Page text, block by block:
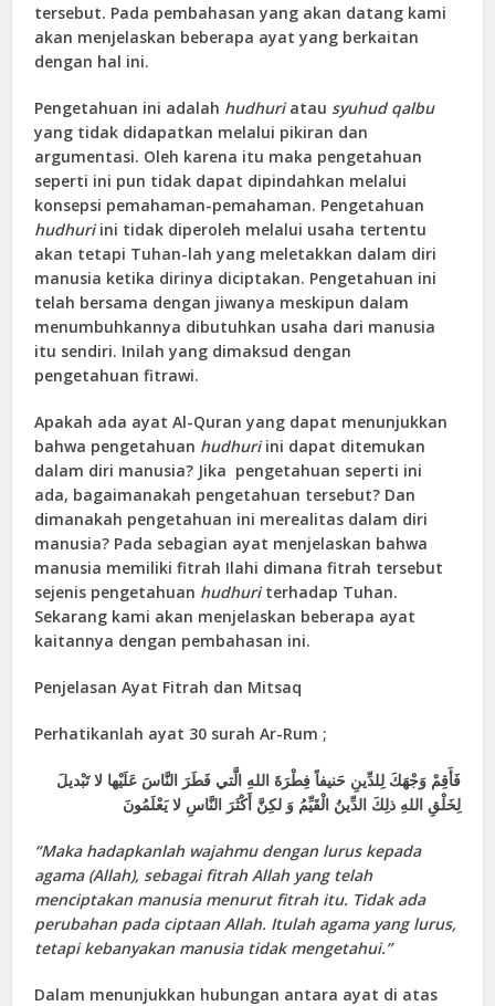
tersebut. Pada pembahasan yang akan datang kami
akan menjelaskan beberapa ayat yang berkaitan
dengan hal ini.
Pengetahuan ini adalah hudhuriatau syuhud qalbu
yang tidak didapatkan melalui pikiran dan
argumentasi. Oleh karena itu maka pengetahuan
seperti ini pun tidak dapat dipindahkan melalui
konsepsi pemahaman-pemahaman. Pengetahuan
hudhuriini tidak diperoleh melalui usaha tertentu
akan tetapi Tuhan-lah yang meletakkan dalam diri
manusia ketika dirinya diciptakan. Pengetahuan ini
telah bersama dengan jiwanya meskipun dalam
menumbuhkannya dibutuhkan usaha dari manusia
itu sendiri. Inilah yang dimaksud dengan
pengetahuan fitrawi.
Apakah ada ayat Al-Quran yang dapat menunjukkan
bahwa pengetahuan hudhuriini dapat ditemukan
dalam diri manusia? Jika pengetahuan seperti ini
ada, bagaimanakah pengetahuan tersebut? Dan
dimanakah pengetahuan ini merealitas dalam diri
manusia? Pada sebagian ayat menjelaskan bahwa
manusia memiliki fitrah Ilahi dimana fitrah tersebut
sejenis pengetahuan hudhuriterhadap Tuhan.
Sekarang kami akan menjelaskan beberapa ayat
kaitannya dengan pembahasan ini.
Penjelasan Ayat Fitrah dan Mitsaq
Perhatikanlah ayat 30 surah Ar-Rum ;
فَأَقِمْ وَجْهَكَ لِلدِّينِ حَنيفاً فِطْرَةَ اللهِ الَّتي‏ فَطَرَ النَّاسَ عَلَيْها لا تَبْديلَ
لِخَلْقِ اللهِ ذلِكَ الدِّينُ الْقَيِّمُ وَ لكِنَّ أَكْثَرَ النَّاسِ لا يَعْلَمُونَ
“Maka hadapkanlah wajahmu dengan lurus kepada
agama (Allah), sebagai fitrah Allah yang telah
menciptakan manusia menurut fitrah itu. Tidak ada
perubahan pada ciptaan Allah. Itulah agama yang lurus,
tetapi kebanyakan manusia tidak mengetahui.”
Dalam menunjukkan hubungan antara ayat di atas